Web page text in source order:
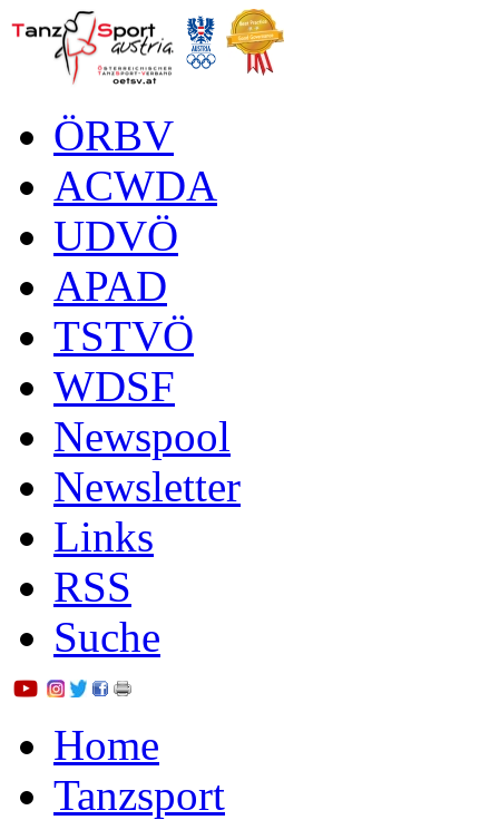
ÖRBV
ACWDA
UDVÖ
APAD
TSTVÖ
WDSF
Newspool
Newsletter
Links
RSS
Suche
Home
Tanzsport